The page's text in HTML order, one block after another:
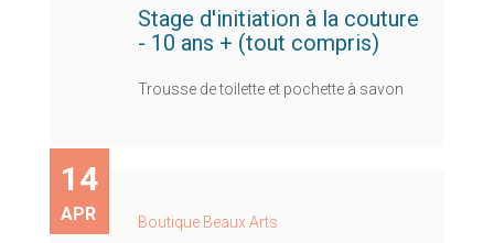
Stage d'initiation à la couture
- 10 ans + (tout compris)
Trousse de toilette et pochette à savon
14
APR Boutique Beaux Arts